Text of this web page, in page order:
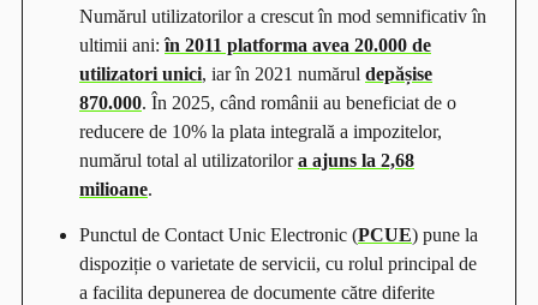
Numărul utilizatorilor a crescut în mod semnificativ în
ultimii ani:în 2011 platforma avea 20.000 de
utilizatori unici, iar în 2021 numărul depășise
870.000. În 2025, când românii au beneficiat de o
reducere de 10% la plata integrală a impozitelor,
numărul total al utilizatorilora ajuns la 2,68
milioane.
Punctul de Contact Unic Electronic (PCUE) pune la
dispoziție o varietate de servicii, cu rolul principal de
a facilita depunerea de documente către diferite